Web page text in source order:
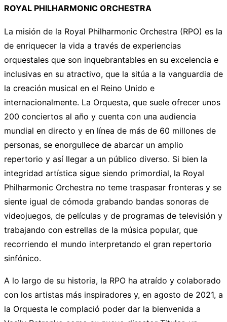
ROYAL PHILHARMONIC ORCHESTRA
La misión de la Royal Philharmonic Orchestra (RPO) es la
de enriquecer la vida a través de experiencias
orquestales que son inquebrantables en su excelencia e
inclusivas en su atractivo, que la sitúa a la vanguardia de
la creación musical en el Reino Unido e
internacionalmente. La Orquesta, que suele ofrecer unos
200 conciertos al año y cuenta con una audiencia
mundial en directo y en línea de más de 60 millones de
personas, se enorgullece de abarcar un amplio
repertorio y así llegar a un público diverso. Si bien la
integridad artística sigue siendo primordial, la Royal
Philharmonic Orchestra no teme traspasar fronteras y se
siente igual de cómoda grabando bandas sonoras de
videojuegos, de películas y de programas de televisión y
trabajando con estrellas de la música popular, que
recorriendo el mundo interpretando el gran repertorio
sinfónico.
A lo largo de su historia, la RPO ha atraído y colaborado
con los artistas más inspiradores y, en agosto de 2021, a
la Orquesta le complació poder dar la bienvenida a